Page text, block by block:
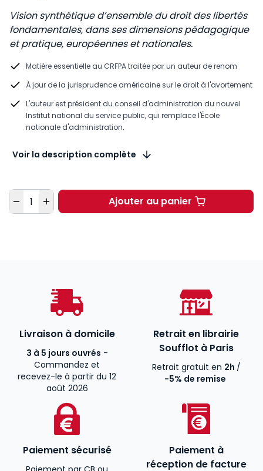
Vision synthétique d’ensemble du droit des libertés
fondamentales, dans ses dimensions pédagogique
et pratique, européennes et nationales.
Matière essentielle au CRFPA​ traitée par un auteur de renom
À jour de la jurisprudence américaine sur le droit à l'avortement​
L'auteur est président du conseil d'administration du nouvel
Institut national du service public, qui remplace l'École
nationale d'administration.​
Voir la description complète
Quantité Ajouter au panier
Libertés
Livraison à domicile
3 à 5 jours ouvrés -
Commandez et
recevez-le à partir du 12
août 2026
Retrait en librairie
Soufflot à Paris
Retrait gratuit en 2h /
-5% de remise
Paiement sécurisé
Paiement à
réception de facture